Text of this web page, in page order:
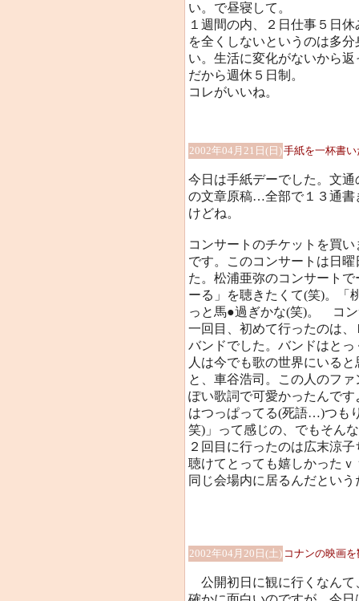
い。で昼寝して。
１週間の内、２日仕事５日
を全くしないというのは多
い。生活に変化がないから
だから週休５日制。
コレがいいね。
2002年04月21日(日)手紙を一杯書い
今日は手紙デーでした。文
の文章原稿…全部で１３通書
けどね。
コンサートのチケットを買
です。このコンサートは日
た。松浦亜弥のコンサート
ーる」を聴きたくて(笑)。「
っと馬●過ぎかな(笑)。 コ
一回目、初めて行ったのは
バンドでした。バンドはと
人は今でも歌の世界にいる
と、車谷浩司。この人のフ
ぽい歌詞で可愛かったんで
はつっぱってる(死語…)つも
笑)」って感じの、でもそん
２回目に行ったのは広末涼
聴けてとっても嬉しかった
同じ会場内に居るんだとい
2002年04月20日(土) コナンの映画
公開初日に観に行くなんて